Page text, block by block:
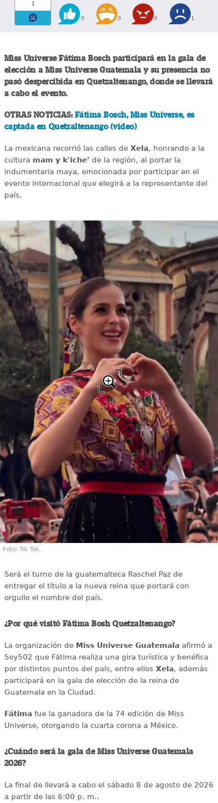
1
0 0 0 1
Miss Universe Fátima Bosch participará en la gala de
elección a Miss Universe Guatemala y su presencia no
pasó despercibida en Quetzaltenango, donde se llevará
a cabo el evento.
OTRAS NOTICIAS: Fátima Bosch, Miss Universe, es
captada en Quetzaltenango (video)
La mexicana recorrió las calles deXela, honrando a la
cultura mam y k'iche' de la región, al portar la
indumentaria maya, emocionada por participar en el
evento internacional que elegirá a la representante del
país.
Foto: Tik Tok.
Será el turno de la guatemalteca Raschel Paz de
entregar el título a la nueva reina que portará con
orgullo el nombre del país.
¿Por qué visitó Fátima Bosh Quetzaltenango?
La organización de Miss Universe Guatemala afirmó a
Soy502 que Fátima realiza una gira turística y benéfica
por distintos puntos del país, entre ellos Xela, además
participará en la gala de elección de la reina de
Guatemala en la Ciudad.
Fátima fue la ganadora de la 74 edición de Miss
Universe, otorgando la cuarta corona a México.
¿Cuándo será la gala de Miss Universe Guatemala
2026?
La final de llevará a cabo el sábado 8 de agosto de 2026
a partir de las 6:00 p. m..